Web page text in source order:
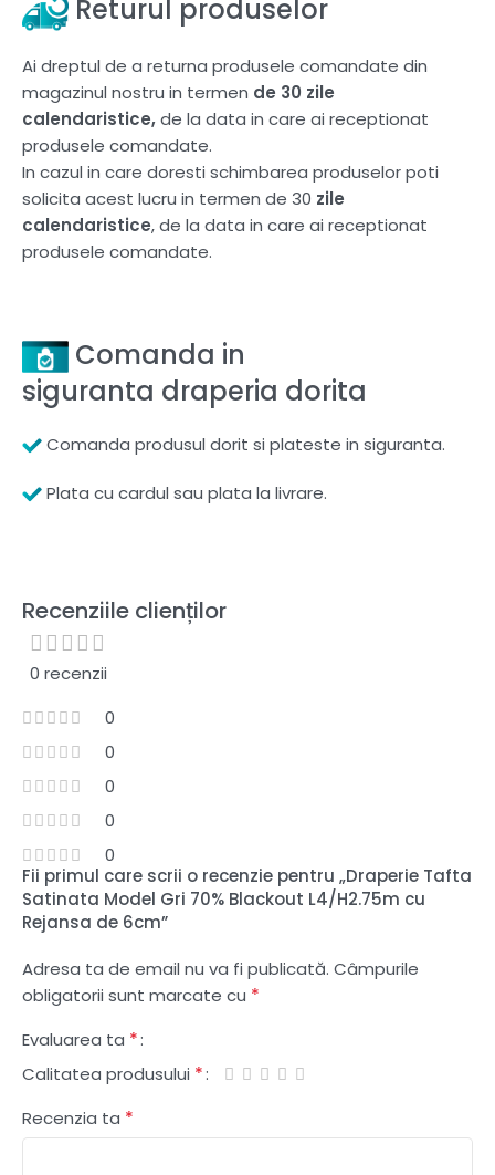
Returul produselor
Ai dreptul de a returna produsele comandate din
magazinul nostru in termen de 30 zile
calendaristice,de la data in care ai receptionat
produsele comandate.
In cazul in care doresti schimbarea produselor poti
solicita acest lucru in termen de 30 zile
calendaristice, de la data in care ai receptionat
produsele comandate.
Comanda in
siguranta draperia dorita
Comanda produsul dorit si plateste in siguranta.
Plata cu cardul sau plata la livrare.
Recenziile clienților
0 recenzii
0
0
0
0
0
Fii primul care scrii o recenzie pentru „Draperie Tafta
Satinata Model Gri 70% Blackout L4/H2.75m cu
Rejansa de 6cm”
Adresa ta de email nu va fi publicată. Câmpurile
obligatorii sunt marcate cu *
Evaluarea ta *
Calitatea produsului *
Recenzia ta *